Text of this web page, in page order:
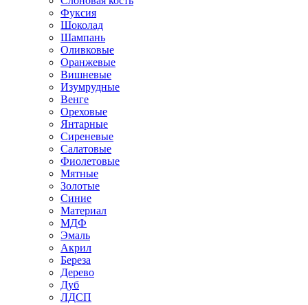
Фуксия
Шоколад
Шампань
Оливковые
Оранжевые
Вишневые
Изумрудные
Венге
Ореховые
Янтарные
Сиреневые
Салатовые
Фиолетовые
Мятные
Золотые
Синие
Материал
МДФ
Эмаль
Акрил
Береза
Дерево
Дуб
ЛДСП